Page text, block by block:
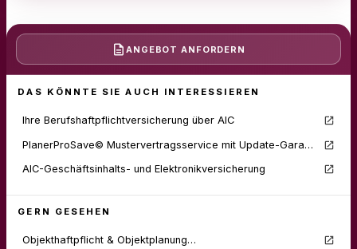
ANGEBOT ANFORDERN
DAS KÖNNTE SIE AUCH INTERESSIEREN
Ihre Berufshaftpflichtversicherung über AIC
PlanerProSave© Mustervertragsservice mit Update-Garantie als Flatrate
AIC-Geschäftsinhalts- und Elektronikversicherung
GERN GESEHEN
Objekthaftpflicht & Objektplanung…